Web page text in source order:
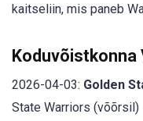
kaitseliin, mis paneb
Koduvõistkonna
2026-04-03: Golden
State Warriors (võõrsil)